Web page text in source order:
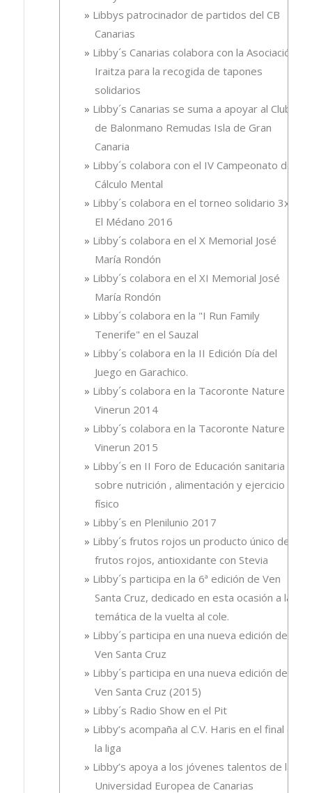
Libbys patrocinador de partidos del CB
Canarias
Libby´s Canarias colabora con la Asociación
Iraitza para la recogida de tapones
solidarios
Libby´s Canarias se suma a apoyar al Club
de Balonmano Remudas Isla de Gran
Canaria
Libby´s colabora con el IV Campeonato de
Cálculo Mental
Libby´s colabora en el torneo solidario 3x3,
El Médano 2016
Libby´s colabora en el X Memorial José
María Rondón
Libby´s colabora en el XI Memorial José
María Rondón
Libby´s colabora en la "I Run Family
Tenerife" en el Sauzal
Libby´s colabora en la II Edición Día del
Juego en Garachico.
Libby´s colabora en la Tacoronte Nature
Vinerun 2014
Libby´s colabora en la Tacoronte Nature
Vinerun 2015
Libby´s en II Foro de Educación sanitaria
sobre nutrición , alimentación y ejercicio
físico
Libby´s en Plenilunio 2017
Libby´s frutos rojos un producto único de
frutos rojos, antioxidante con Stevia
Libby´s participa en la 6ª edición de Ven
Santa Cruz, dedicado en esta ocasión a la
temática de la vuelta al cole.
Libby´s participa en una nueva edición de
Ven Santa Cruz
Libby´s participa en una nueva edición de
Ven Santa Cruz (2015)
Libby´s Radio Show en el Pit
Libby’s acompaña al C.V. Haris en el final de
la liga
Libby’s apoya a los jóvenes talentos de la
Universidad Europea de Canarias